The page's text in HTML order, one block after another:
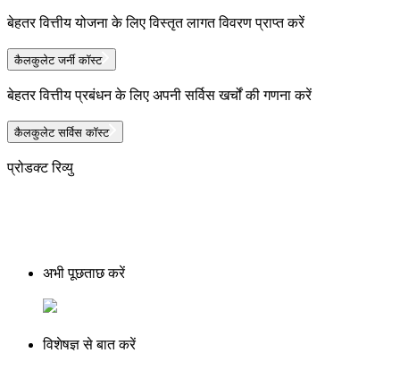
बेहतर वित्तीय योजना के लिए विस्तृत लागत विवरण प्राप्त करें
कैलकुलेट जर्नी कॉस्ट
बेहतर वित्तीय प्रबंधन के लिए अपनी सर्विस खर्चों की गणना करें
कैलकुलेट सर्विस कॉस्ट
प्रोडक्ट रिव्यु
अभी पूछताछ करें
विशेषज्ञ से बात करें